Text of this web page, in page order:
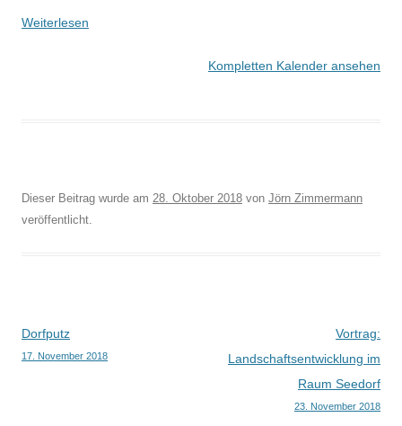
Weiterlesen
Kompletten Kalender ansehen
Dieser Beitrag wurde am 28. Oktober 2018 von Jörn Zimmermann
veröffentlicht.
Beitragsnavigation
Dorfputz
17. November 2018
Vortrag:
Landschaftsentwicklung im
Raum Seedorf
23. November 2018